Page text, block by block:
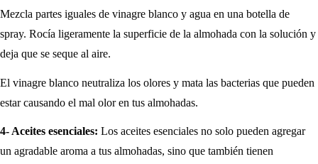
Mezcla partes iguales de vinagre blanco y agua en una botella de
spray. Rocía ligeramente la superficie de la almohada con la solución y
deja que se seque al aire.
El vinagre blanco neutraliza los olores y mata las bacterias que pueden
estar causando el mal olor en tus almohadas.
4- Aceites esenciales: Los aceites esenciales no solo pueden agregar
un agradable aroma a tus almohadas, sino que también tienen